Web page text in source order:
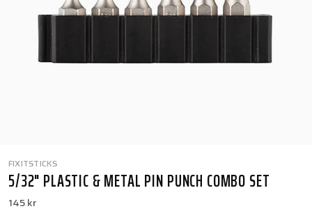
FIXITSTICKS
5/32" PLASTIC & METAL PIN PUNCH COMBO SET
145 kr